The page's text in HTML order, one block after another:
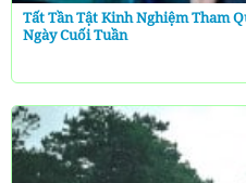
Tất Tần Tật Kinh Nghiệm Tham
Ngày Cuối Tuần